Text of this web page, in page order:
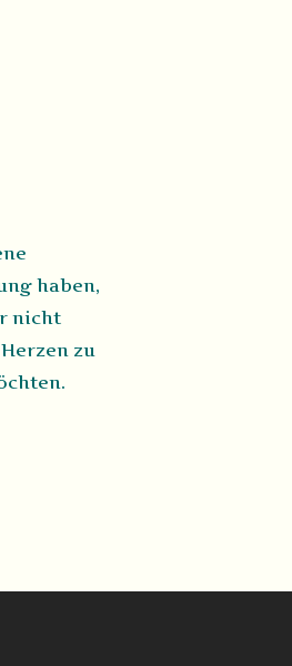
haben,
nicht
zu